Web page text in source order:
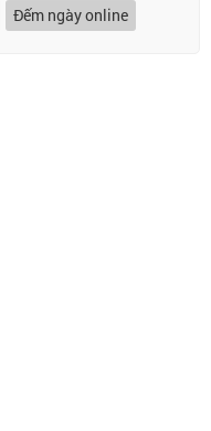
Đếm ngày online